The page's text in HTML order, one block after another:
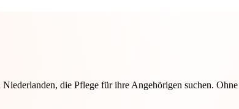
die Pflege für ihre Angehörigen suchen.